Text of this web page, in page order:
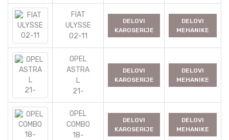
FIAT
ULYSSE
02-11
DELOVI
KAROSERIJE
DELOVI
MEHANIKE
OPEL
ASTRA
L
21-
DELOVI
KAROSERIJE
DELOVI
MEHANIKE
OPEL
COMBO
18-
DELOVI
KAROSERIJE
DELOVI
MEHANIKE